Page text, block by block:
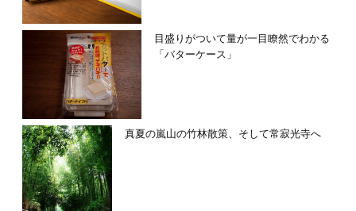
目盛りがついて量が一目瞭然でわかる
「バターケース」
真夏の嵐山の竹林散策、そして常寂光寺へ